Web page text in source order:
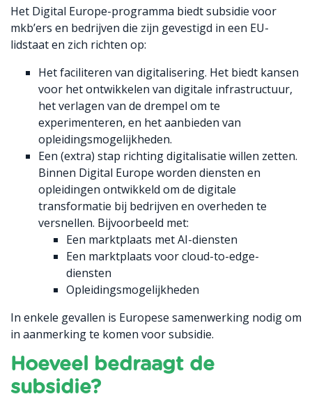
Het Digital Europe-programma biedt subsidie voor
mkb’ers en bedrijven die zijn gevestigd in een EU-
lidstaat en zich richten op:
Het faciliteren van digitalisering. Het biedt kansen
voor het ontwikkelen van digitale infrastructuur,
het verlagen van de drempel om te
experimenteren, en het aanbieden van
opleidingsmogelijkheden.
Een (extra) stap richting digitalisatie willen zetten.
Binnen Digital Europe worden diensten en
opleidingen ontwikkeld om de digitale
transformatie bij bedrijven en overheden te
versnellen. Bijvoorbeeld met:
Een marktplaats met AI-diensten
Een marktplaats voor cloud-to-edge-
diensten
Opleidingsmogelijkheden
In enkele gevallen is Europese samenwerking nodig om
in aanmerking te komen voor subsidie.
Hoeveel bedraagt de
subsidie?